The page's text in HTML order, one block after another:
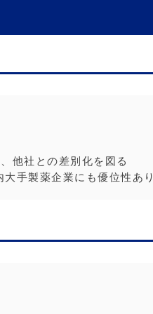
他社との差別化を図る
手製薬企業にも優位性あり